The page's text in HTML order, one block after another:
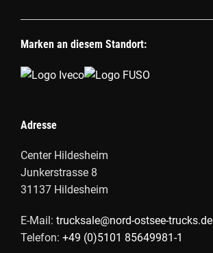
Marken an diesem Standort:
Adresse
Center Hildesheim
Junkerstrasse 8
31137 Hildesheim
E-Mail: trucksale@nord-ostsee-trucks.de
Telefon: +49 (0)5101 85649981-1